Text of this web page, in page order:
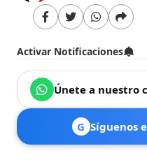
Activar Notificaciones
Únete a nuestro
G Síguenos